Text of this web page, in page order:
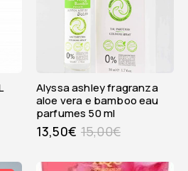
alyssa ashley fragranza
aloe vera e bamboo eau
parfumes 50 ml
15,00€
13,50€